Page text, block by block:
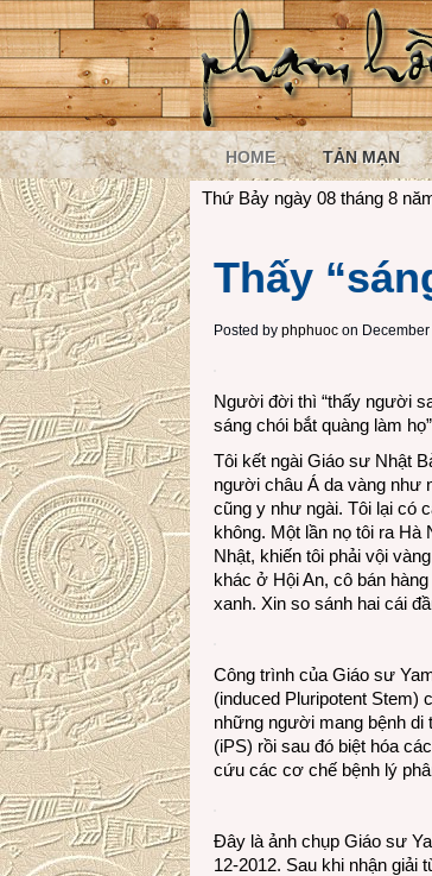
HOME TẢN MẠN
Thứ Bảy ngày 08 tháng 8
Thấy
Posted by phphuoc on
Người đời thì “thấy người
sáng chói bắt quàng làm
Tôi kết ngài Giáo sư Nhật
người châu Á da vàng như
cũng y như ngài. Tôi lại có
không. Một lần nọ tôi ra Hà
Nhật, khiến tôi phải vội
khác ở Hội An, cô bán
xanh. Xin so sánh hai cái
Công trình của Giáo sư
(induced Pluripotent Stem)
những người mang bệnh di
(iPS) rồi sau đó biệt hóa
cứu các cơ chế bệnh lý
Đây là ảnh chụp Giáo sư
12-2012. Sau khi nhận